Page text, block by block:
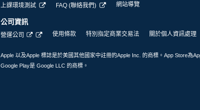
上課環境測試 FAQ (聯絡我們) 網站導覽
公司資訊
營運公司 使用條款 特別指定商業交易法 關於個人資訊處理
Apple 以及Apple 標誌是於美國其他國家中註冊的Apple Inc. 的商標。App Store為
Google Play是 Google LLC 的商標。